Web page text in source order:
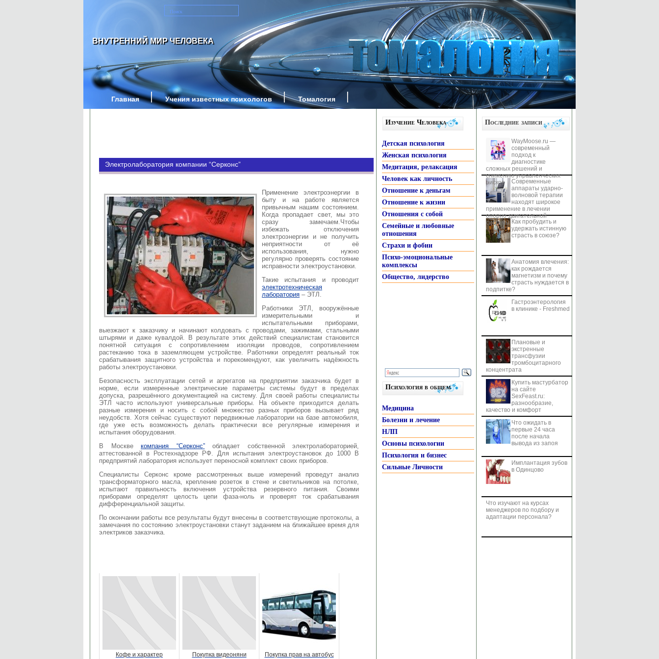
ВНУТРЕННИЙ МИР ЧЕЛОВЕКА
Главная Учения известных психологов Томалогия
Электролаборатория компании “Серконс”
Применение электроэнергии в
быту и на работе является
привычным нашим состоянием.
Когда пропадает свет, мы это
сразу замечаем.Чтобы
избежать отключения
электроэнергии и не получить
неприятности от её
использования, нужно
регулярно проверять состояние
исправности электроустановки.
Такие испытания и проводит
электротехническая
лаборатория – ЭТЛ.
Работники ЭТЛ, вооружённые
измерительными и
испытательными приборами,
выезжают к заказчику и начинают колдовать с проводами, зажимами, стальными
штырями и даже кувалдой. В результате этих действий специалистам становится
понятной ситуация с сопротивлением изоляции проводов, сопротивлением
растеканию тока в заземляющем устройстве. Работники определят реальный ток
срабатывания защитного устройства и порекомендуют, как увеличить надёжность
работы электроустановки.
Безопасность эксплуатации сетей и агрегатов на предприятии заказчика будет в
норме, если измеренные электрические параметры системы будут в пределах
допуска, разрешённого документацией на систему. Для своей работы специалисты
ЭТЛ часто используют универсальные приборы. На объекте приходится делать
разные измерения и носить с собой множество разных приборов вызывает ряд
неудобств. Хотя сейчас существуют передвижные лаборатории на базе автомобиля,
где уже есть возможность делать практически все регулярные измерения и
испытания оборудования.
В Москве компания “Серконс”обладает собственной электролабораторией,
аттестованной в Ростехнадзоре РФ. Для испытания электроустановок до 1000 В
предприятий лаборатория использует переносной комплект своих приборов.
Специалисты Серконс кроме рассмотренных выше измерений проведут анализ
трансформаторного масла, крепление розеток в стене и светильников на потолке,
испытают правильность включения устройства резервного питания. Своими
приборами определят целость цепи фаза-ноль и проверят ток срабатывания
дифференциальной защиты.
По окончании работы все результаты будут внесены в соответствующие протоколы, а
замечания по состоянию электроустановки станут заданием на ближайшее время для
электриков заказчика.
Кофе и характер Покупка видеоняни
Покупка прав на автобус
Изучение Человека
Детская психология
Женская психология
Медитация, релаксация
Человек как личность
Отношение к деньгам
Отношение к жизни
Отношения с собой
Семейные и любовные
отношения
Страхи и фобии
Психо-эмоциональные
комплексы
Общество, лидерство
Психология в общем
Медицина
Болезни и лечение
НЛП
Основы психологии
Психология и бизнес
Сильные Личности
Последние записи
WayMoose.ru —
современный
подход к
диагностике
сложных решений и
снижению управленческих
рисков
Современные
аппараты ударно-
волновой терапии
находят широкое
применение в лечении
опорно-двигательной
системы Как пробудить и
удержать истинную
страсть в союзе?
Анатомия влечения:
как рождается
магнетизм и почему
страсть нуждается в
подпитке?
Гастроэнтерология
в клинике - Freshmed
Плановые и
экстренные
трансфузии
тромбоцитарного
концентрата
Купить мастурбатор
на сайте
SexFeast.ru:
разнообразие,
качество и комфорт
Что ожидать в
первые 24 часа
после начала
вывода из запоя
Имплантация зубов
в Одинцово
Что изучают на курсах
менеджеров по подбору и
адаптации персонала?